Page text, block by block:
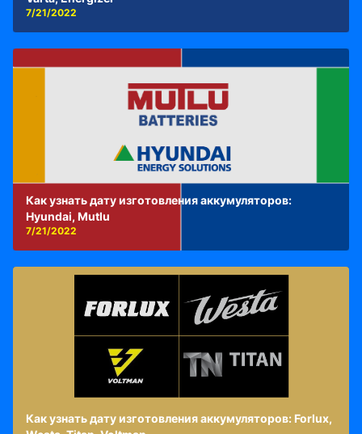
7/21/2022
Как узнать дату изготовления аккумуляторов:
Hyundai, Mutlu
7/21/2022
Как узнать дату изготовления аккумуляторов: Forlux,